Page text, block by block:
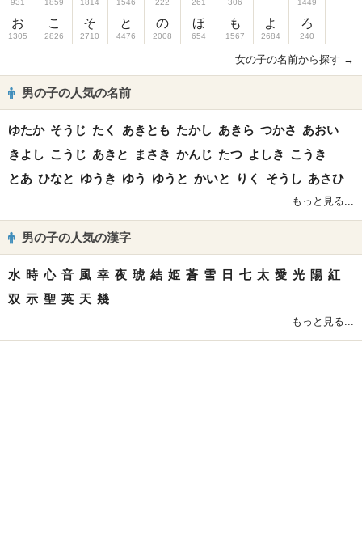
931
お
1305
1859
こ
2826
1814
そ
2710
1546
と
4476
222
の
2008
261
ほ
654
306
も
1567
よ
2684
1449
ろ
240
女の子の名前から探す →
男の子の人気の名前
ゆたか そうじ たく あきとも たかし あきら つかさ あおい
きよし こうじ あきと まさき かんじ たつ よしき こうき
とあ ひなと ゆうき ゆう ゆうと かいと りく そうし あさひ
もっと見る...
男の子の人気の漢字
水 時 心 音 風 幸 夜 琥 結 姫 蒼 雪 日 七 太 愛 光 陽 紅
双 示 聖 英 天 幾
もっと見る...